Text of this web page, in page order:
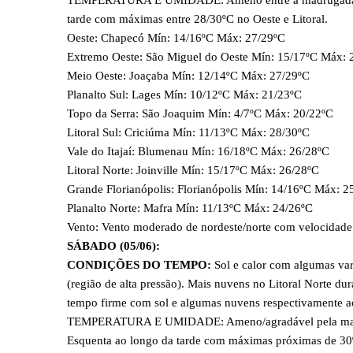
tarde com máximas entre 28/30ºC no Oeste e Litoral.
Oeste: Chapecó Mín: 14/16ºC Máx: 27/29ºC
Extremo Oeste: São Miguel do Oeste Mín: 15/17ºC Máx:
Meio Oeste: Joaçaba Mín: 12/14ºC Máx: 27/29ºC
Planalto Sul: Lages Mín: 10/12ºC Máx: 21/23ºC
Topo da Serra: São Joaquim Mín: 4/7ºC Máx: 20/22ºC
Litoral Sul: Criciúma Mín: 11/13ºC Máx: 28/30ºC
Vale do Itajaí: Blumenau Mín: 16/18ºC Máx: 26/28ºC
Litoral Norte: Joinville Mín: 15/17ºC Máx: 26/28ºC
Grande Florianópolis: Florianópolis Mín: 14/16ºC Máx:
Planalto Norte: Mafra Mín: 11/13ºC Máx: 24/26ºC
Vento: Vento moderado de nordeste/norte com
SÁBADO (05/06):
CONDIÇÕES DO TEMPO: Sol e calor com algumas
(região de alta pressão). Mais nuvens no Litoral Norte
tempo firme com sol e algumas nuvens respectivamente
TEMPERATURA E UMIDADE: Ameno/agradável pela
Esquenta ao longo da tarde com máximas próximas de